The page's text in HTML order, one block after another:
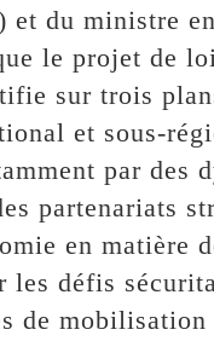
et du ministre
le projet de
sur trois
et sous-
par des
partenariats
en matière
les défis
de